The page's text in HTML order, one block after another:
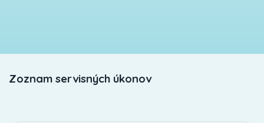
Zoznam servisných úkonov